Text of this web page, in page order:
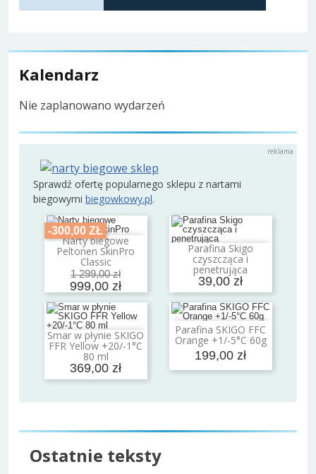
Kalendarz
Nie zaplanowano wydarzeń
Sprawdź ofertę popularnego sklepu z nartami
biegowymi biegowkowy.pl.
-300,00 ZŁ
Narty biegowe
Peltonen SkinPro
Classic
1 299,00 zł
999,00 zł
Dodaj do koszyka Parafina Skigo
czyszcząca i
penetrująca
39,00 zł
Dodaj do koszyka
Smar w płynie SKIGO
FFR Yellow +20/-1°C
80 ml
369,00 zł
Dodaj do koszyka
Parafina SKIGO FFC
Orange +1/-5°C 60g
199,00 zł
Dodaj do koszyka
Ostatnie teksty